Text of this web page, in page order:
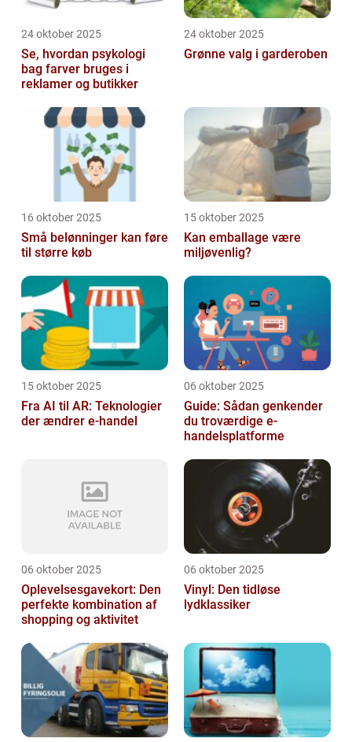
24 oktober 2025
Se, hvordan psykologi
bag farver bruges i
reklamer og butikker
24 oktober 2025
Grønne valg i garderoben
16 oktober 2025
Små belønninger kan føre
til større køb
15 oktober 2025
Kan emballage være
miljøvenlig?
15 oktober 2025
Fra AI til AR: Teknologier
der ændrer e-handel
06 oktober 2025
Guide: Sådan genkender
du troværdige e-
handelsplatforme
06 oktober 2025
Oplevelsesgavekort: Den
perfekte kombination af
shopping og aktivitet
06 oktober 2025
Vinyl: Den tidløse
lydklassiker